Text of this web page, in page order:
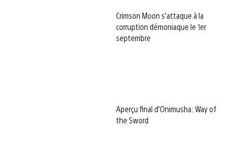
Crimson Moon s’attaque à la
corruption démoniaque le 1er
septembre
Aperçu final d’Onimusha: Way of
the Sword